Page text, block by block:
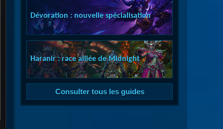
Dévoration : nouvelle spécialisation
Haranir : race alliée de Midnight
Consulter tous les guides